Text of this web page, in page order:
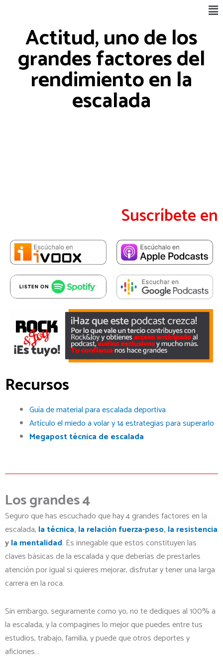
contenidoActitud, uno de los
grandes factores del
rendimiento en la
escalada
Suscríbete en
Recursos
Guía de material para escalada deportiva
Artículo el miedo a volar y 14 estrategias para superarlo
Megapost técnica de escalada
Los grandes 4
Seguro que has escuchado que hay 4 grandes factores en la
escalada, la técnica, la relación fuerza-peso, la resistencia
yla mentalidad. Es innegable que estos constituyen las
claves básicas de la escalada y que deberías de prestarles
atención por igual si quieres mejorar, disfrutar y tener una larga
carrera en la roca.
Sin embargo, seguramente como yo, no te dediques al 100% a
la escalada, y la compagines lo mejor que puedes entre tus
estudios, trabajo, familia, y puede que otros deportes y
aficiones…